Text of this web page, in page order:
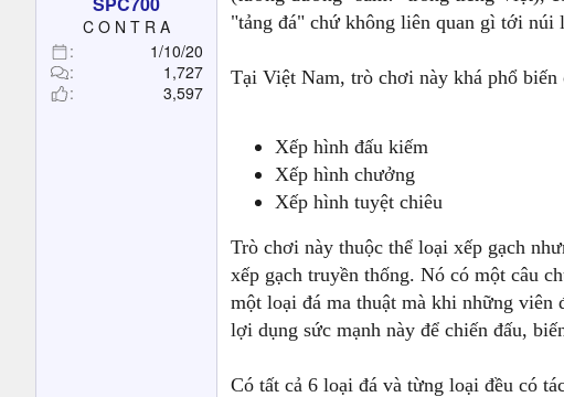
r
t
e
C O N T R A
1/10/20
1,727
3,597
"tảng đá" chứ không liên quan gì tới núi
Tại Việt Nam, trò chơi này khá phổ
Xếp hình đấu kiếm
Xếp hình chưởng
Xếp hình tuyệt chiêu
Trò chơi này thuộc thể loại xếp gạch
xếp gạch truyền thống. Nó có một câu
một loại đá ma thuật mà khi những
lợi dụng sức mạnh này để chiến đấu,
Có tất cả 6 loại đá và từng loại đều có